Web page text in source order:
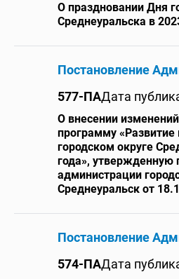
О праздновании Дня
Среднеуральска в
Постановление
577-ПАДата
О внесении
программу «Развитие
городском округе
года», утвержденную
администрации
Среднеуральск от
Постановление
574-ПАДата